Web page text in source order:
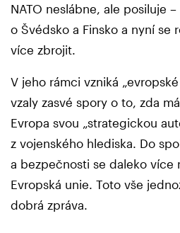
NATO neslábne, ale posiluje
o Švédsko a Finsko a nyní se
více zbrojit.
V jeho rámci vzniká
vzaly zasvé spory o to, zda
Evropa svou „strategickou
z vojenského hlediska. Do
a bezpečnosti se daleko více
Evropská unie. Toto vše
dobrá zpráva.